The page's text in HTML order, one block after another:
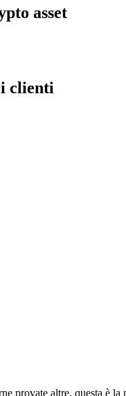
asset
clienti
provate altre, questa è